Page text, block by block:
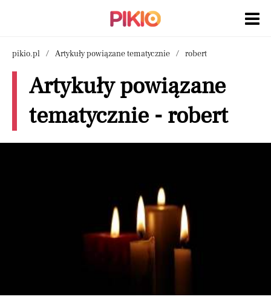
pikio.pl Artykuły powiązane tematycznie robert
Artykuły powiązane
tematycznie - robert